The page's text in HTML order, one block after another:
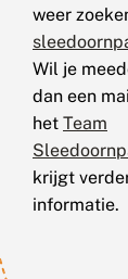
weer
Wil je
dan een
het Team
krijgt
informatie.